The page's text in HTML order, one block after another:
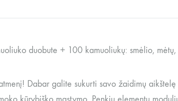
duobute + 100 kamuoliukų: smėlio,
Dabar galite sukurti savo žaidimų